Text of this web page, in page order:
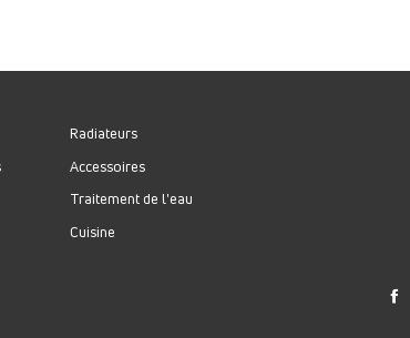
Radiateurs
Accessoires
Traitement de l'eau
Cuisine